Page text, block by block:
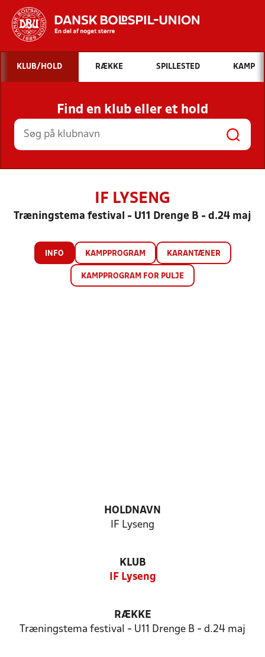
Hvad vil du søge efter?
INDHOLD OG NYHEDER
STILLINGER, RESULTATER, KLUBBER OG
HOLD
KLUB/HOLD RÆKKE SPILLESTED KAMP
Find en klub eller et hold
IF LYSENG
Træningstema festival - U11 Drenge B - d.24 maj
INFO KAMPPROGRAM KARANTÆNER
KAMPPROGRAM FOR PULJE
HOLDNAVN
IF Lyseng
KLUB
IF Lyseng
RÆKKE
Træningstema festival - U11 Drenge B - d.24 maj